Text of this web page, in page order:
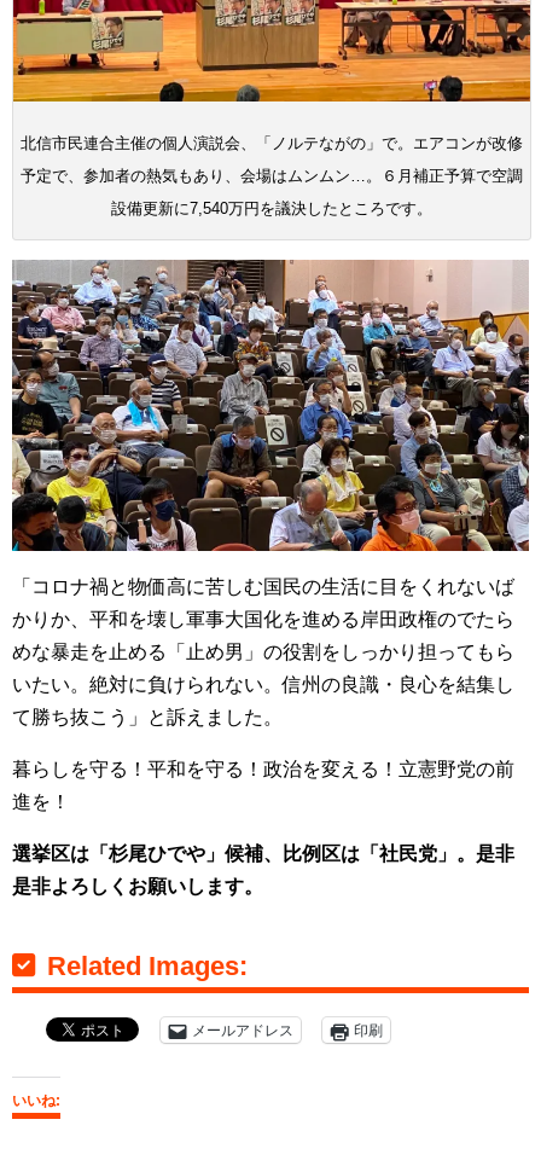
北信市民連合主催の個人演説会、「ノルテながの」で。エアコンが改修
予定で、参加者の熱気もあり、会場はムンムン…。６月補正予算で空調
設備更新に7,540万円を議決したところです。
「コロナ禍と物価高に苦しむ国民の生活に目をくれないば
かりか、平和を壊し軍事大国化を進める岸田政権のでたら
めな暴走を止める「止め男」の役割をしっかり担ってもら
いたい。絶対に負けられない。信州の良識・良心を結集し
て勝ち抜こう」と訴えました。
暮らしを守る！平和を守る！政治を変える！立憲野党の前
進を！
選挙区は「杉尾ひでや」候補、比例区は「社民党」。是非
是非よろしくお願いします。
Related Images:
メールアドレス 印刷
いいね: